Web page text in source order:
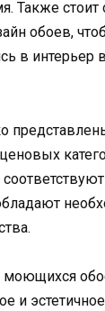
Также стоит
обоев,
в интерьер
моющихся
и